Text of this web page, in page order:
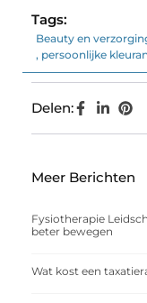
Tags:
Beauty en
, persoonlijke
Delen:
Meer Berichten
Fysiotherapie
beter bewegen
Wat kost een